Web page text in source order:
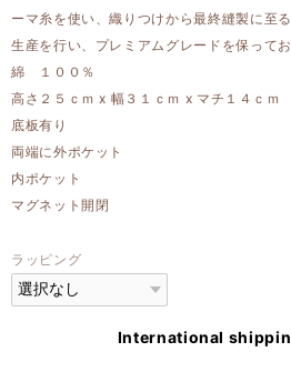
ーマ糸を使い、織りつけから最終縫製に至
生産を行い、プレミアムグレードを保ってお
綿 １００％
高さ２５ｃｍ x 幅３１ｃｍ x マチ１４ｃｍ
底板有り
両端に外ポケット
内ポケット
マグネット開閉
ラッピング
International